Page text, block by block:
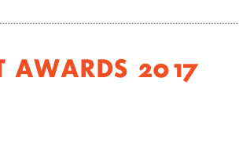
AWARDS 2017